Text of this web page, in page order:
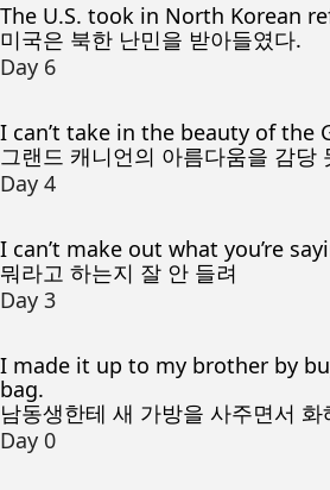
The U.S. took in North Korean
미국은 북한 난민을 받아들였다.
Day 6
I can’t take in the beauty of the
그랜드 캐니언의 아름다움을 감당
Day 4
I can’t make out what you’re
뭐라고 하는지 잘 안 들려
Day 3
I made it up to my brother by
bag.
남동생한테 새 가방을 사주면서 화
Day 0